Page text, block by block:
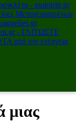
- mototriti.gr
Μεταχειρισμένων
- ΓΛΙΤΩΣΤΕ
από την ενέργεια
μιας